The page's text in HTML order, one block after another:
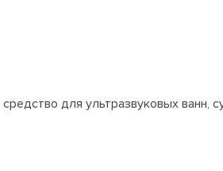
для ультразвуковых ванн,